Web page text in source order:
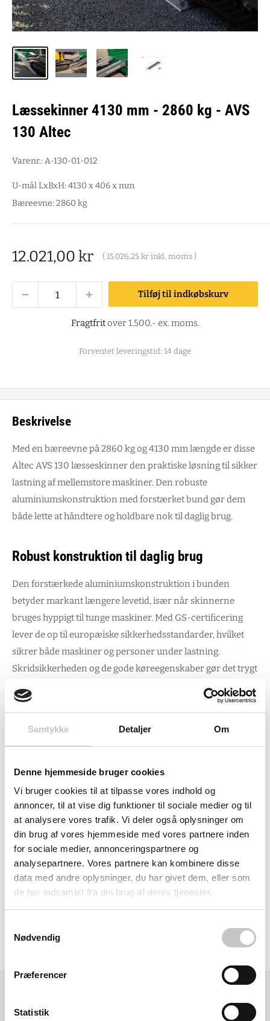
Samtykke Detaljer Om
Denne hjemmeside bruger cookies
Vi bruger cookies til at tilpasse vores indhold og
annoncer, til at vise dig funktioner til sociale medier og til
at analysere vores trafik. Vi deler også oplysninger om
din brug af vores hjemmeside med vores partnere inden
for sociale medier, annonceringspartnere og
analysepartnere. Vores partnere kan kombinere disse
data med andre oplysninger, du har givet dem, eller som
de har indsamlet fra din brug af deres tjenester.
Nødvendig
Præferencer
Statistik
Læssekinner 4130 mm - 2860 kg - AVS
130 Altec
Varenr.: A-130-01-012
U-mål LxBxH: 4130 x 406 x mm
Bæreevne: 2860 kg
Salgspris
12.021,00 kr ( 15.026,25 kr inkl. moms )
Tilføj til indkøbskurv
Fragtfritover 1.500.- ex. moms.
Forventet leveringstid: 14 dage
Beskrivelse
Med en bæreevne på 2860 kg og 4130 mm længde er disse
Altec AVS 130 læsseskinner den praktiske løsning til sikker
lastning af mellemstore maskiner. Den robuste
aluminiumskonstruktion med forstærket bund gør dem
både lette at håndtere og holdbare nok til daglig brug.
Robust konstruktion til daglig brug
Den forstærkede aluminiumskonstruktion i bunden
betyder markant længere levetid, især når skinnerne
bruges hyppigt til tunge maskiner. Med GS-certificering
lever de op til europæiske sikkerhedsstandarder, hvilket
sikrer både maskiner og personer under lastning.
Skridsikkerheden og de gode køreegenskaber gør det trygt
at køre både byggemaskiner, haveværktøj, plæneklippere
og minigravemaskiner op ad skinnerne.
Fleksibel til din situation
Højdeforskellen på 920-1160 mm betyder at skinnerne
passer til de fleste varebiler og trailere. Med 41 kg per
skinne er de tunge nok til at være stabile, men stadig
håndterbare for én person. De kantløse skinner gør det
nemt for både pneumatiske dæk og gummidæk at køre
sikkert op og ned, mens den semi-professionelle kvalitet
sikrer slidstyrke kombineret med god håndterbarhed.
AVS 130-serien findes med andre længder og
som kant langs skinnen eller foldbar version alt efter dine
Relaterede varer